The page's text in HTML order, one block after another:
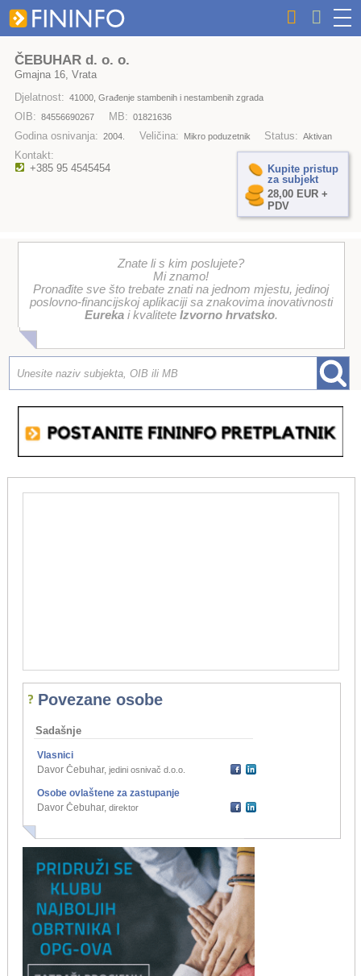
ČEBUHAR d. o. o.
Gmajna 16, Vrata
Djelatnost: 41000, Građenje stambenih i nestambenih zgrada
OIB: 84556690267 MB: 01821636
Godina osnivanja: 2004. Veličina: Mikro poduzetnik Status: Aktivan
Kontakt:
+385 95 4545454
Kupite pristup
za subjekt
28,00 EUR +
PDV
Znate li s kim poslujete?
Mi znamo!
Pronađite sve što trebate znati na jednom mjestu, jedinoj
poslovno-financijskoj aplikaciji sa znakovima inovativnosti
Eurekai kvalitete Izvorno hrvatsko.
Povezane osobe
Sadašnje
Vlasnici
Davor Čebuhar, jedini osnivač d.o.o.
Osobe ovlaštene za zastupanje
Davor Čebuhar, direktor